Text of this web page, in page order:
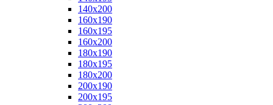
140x200
160x190
160x195
160x200
180x190
180x195
180x200
200x190
200x195